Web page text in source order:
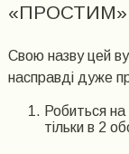
Свою назву цей
насправді дуже
Робиться на
тільки в 2